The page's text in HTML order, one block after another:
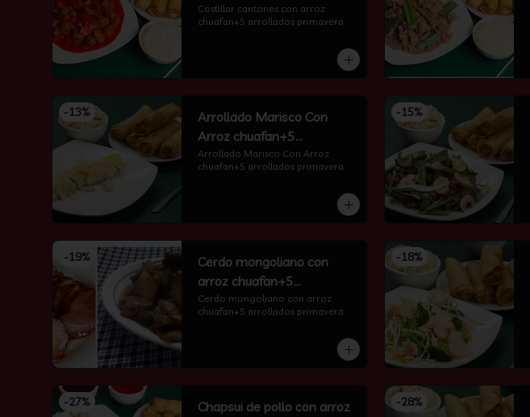
arrollados primavera
Costillar cantones con arroz
chuafan+5 arrollados primavera
-13%
Arrollado Marisco Con
Arroz chuafan+5
arrollados primavera
Arrollado Marisco Con Arroz
chuafan+5 arrollados primavera
-15%
-19%
Cerdo mongoliano con
arroz chuafan+5
arrollados primavera
Cerdo mongoliano con arroz
chuafan+5 arrollados primavera
-18%
-27% Chapsui de pollo con arroz -28%